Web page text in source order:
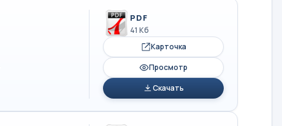
PDF
41 Кб
Карточка
Просмотр
Скачать